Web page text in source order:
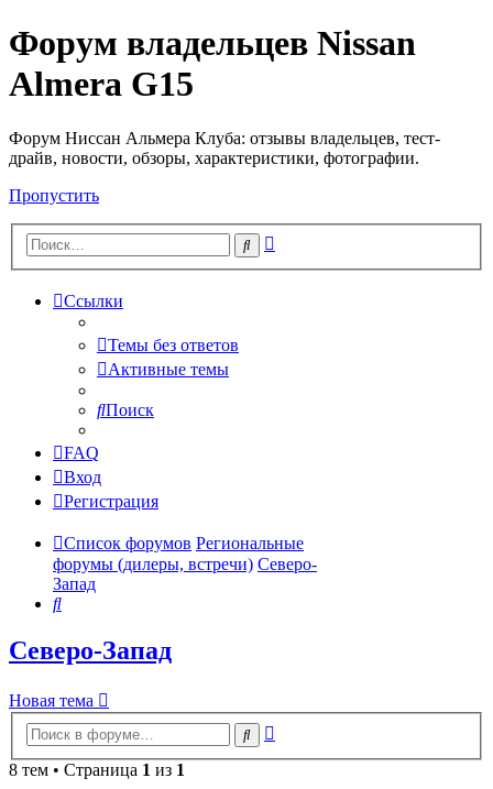
Форум владельцев Nissan
Almera G15
Форум Ниссан Альмера Клуба: отзывы владельцев, тест-
драйв, новости, обзоры, характеристики, фотографии.
Пропустить
Поиск
Ссылки
Темы без ответов
Активные темы
Поиск
FAQ
Вход
Регистрация
Список форумов Региональные
форумы (дилеры, встречи) Северо-
Запад
Поиск
Северо-Запад
Новая тема
Поиск
8 тем • Страница 1 из 1